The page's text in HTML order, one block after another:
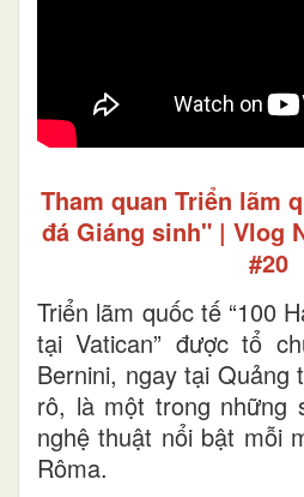
Tham quan Triển lãm
đá Giáng sinh" | Vlog
#20
Triển lãm quốc tế “100
tại Vatican” được tổ
Bernini, ngay tại Quảng
rô, là một trong những
nghệ thuật nổi bật mỗi
Rôma.